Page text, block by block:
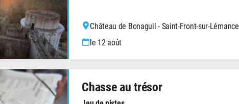
Château de Bonaguil - Saint-Front-sur-Lémance
le 12 août
Chasse au trésor